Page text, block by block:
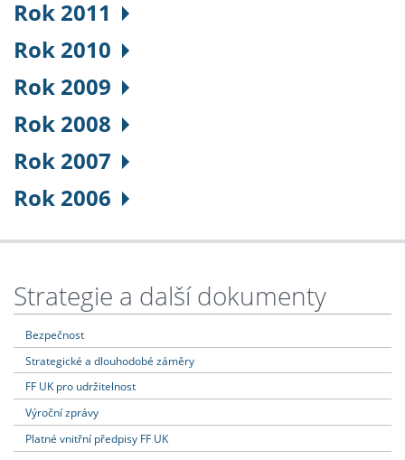
Rok 2011
Rok 2010
Rok 2009
Rok 2008
Rok 2007
Rok 2006
Strategie a další dokumenty
Bezpečnost
Strategické a dlouhodobé záměry
FF UK pro udržitelnost
Výroční zprávy
Platné vnitřní předpisy FF UK